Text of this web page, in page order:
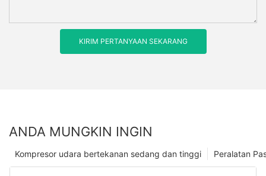
KIRIM PERTANYAAN SEKARANG
ANDA MUNGKIN INGIN
Peralatan
Kompresor udara bertekanan sedang dan tinggi